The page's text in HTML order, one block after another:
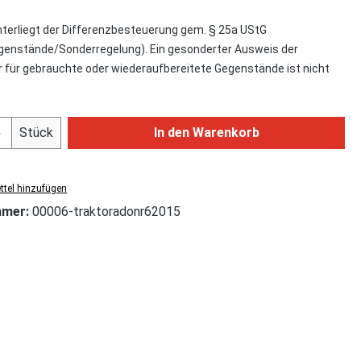
der Differenzbesteuerung gem. § 25a UStG
Sonderregelung). Ein gesonderter Ausweis der
gebrauchte oder wiederaufbereitete Gegenstände ist nicht
Anzahl: Gib den gewünschten Wert ein
Stück In den Warenkorb
hinzufügen
00006-traktoradonr62015